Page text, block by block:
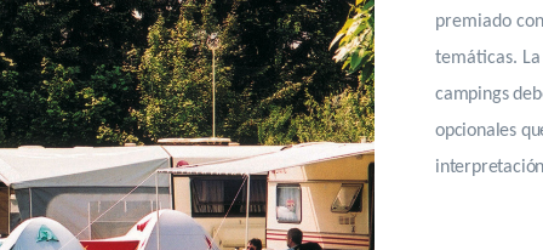
premiado
temáticas.
campings
opcionales